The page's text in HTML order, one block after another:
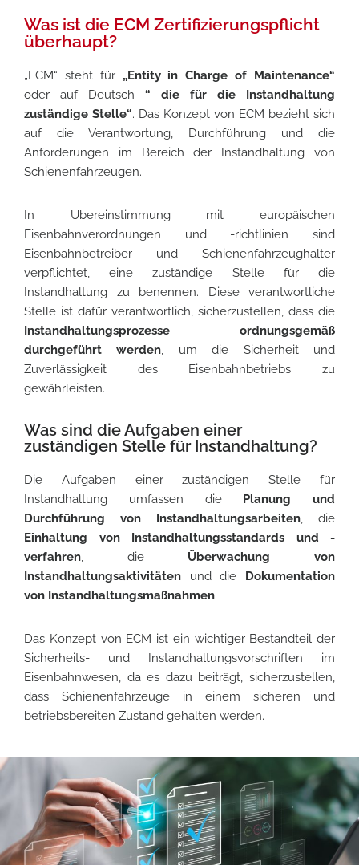
Was ist die ECM Zertifizierungspflicht
überhaupt?
„ECM“ steht für „Entity in Charge of Maintenance“
oder auf Deutsch “ die für die Instandhaltung
zuständige Stelle“. Das Konzept von ECM bezieht sich
auf die Verantwortung, Durchführung und die
Anforderungen im Bereich der Instandhaltung von
Schienenfahrzeugen.
In Übereinstimmung mit europäischen
Eisenbahnverordnungen und -richtlinien sind
Eisenbahnbetreiber und Schienenfahrzeughalter
verpflichtet, eine zuständige Stelle für die
Instandhaltung zu benennen. Diese verantwortliche
Stelle ist dafür verantwortlich, sicherzustellen, dass die
Instandhaltungsprozesse ordnungsgemäß
durchgeführt werden, um die Sicherheit und
Zuverlässigkeit des Eisenbahnbetriebs zu
gewährleisten.
Was sind die Aufgaben einer
zuständigen Stelle für Instandhaltung?
Die Aufgaben einer zuständigen Stelle für
Instandhaltung umfassen die Planung und
Durchführung von Instandhaltungsarbeiten, die
Einhaltung von Instandhaltungsstandards und -
verfahren, die Überwachung von
Instandhaltungsaktivitäten und die Dokumentation
von Instandhaltungsmaßnahmen.
Das Konzept von ECM ist ein wichtiger Bestandteil der
Sicherheits- und Instandhaltungsvorschriften im
Eisenbahnwesen, da es dazu beiträgt, sicherzustellen,
dass Schienenfahrzeuge in einem sicheren und
betriebsbereiten Zustand gehalten werden.